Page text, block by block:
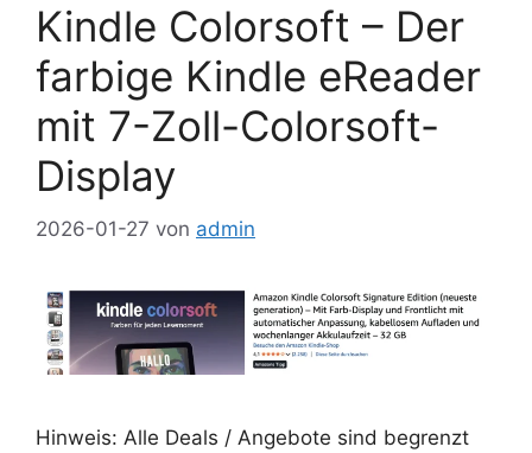
Kindle Colorsoft – Der
farbige Kindle eReader
mit 7-Zoll-Colorsoft-
Display
2026-01-27 von admin
Hinweis: Alle Deals / Angebote sind begrenzt